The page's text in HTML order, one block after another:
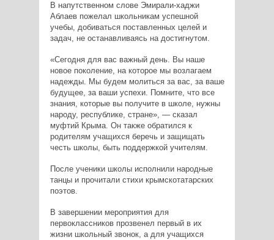
В напутственном слове Эмирали-хаджи
Аблаев пожелал школьникам успешной
учебы, добиваться поставленных целей и
задач, не останавливаясь на достигнутом.
«Сегодня для вас важный день. Вы наше
новое поколение, на которое мы возлагаем
надежды. Мы будем молиться за вас, за ваше
будущее, за ваши успехи. Помните, что все
знания, которые вы получите в школе, нужны
народу, республике, стране», — сказал
муфтий Крыма. Он также обратился к
родителям учащихся беречь и защищать
честь школы, быть поддержкой учителям.
После ученики школы исполнили народные
танцы и прочитали стихи крымскотатарских
поэтов.
В завершении мероприятия для
первоклассников прозвенел первый в их
жизни школьный звонок, а для учащихся